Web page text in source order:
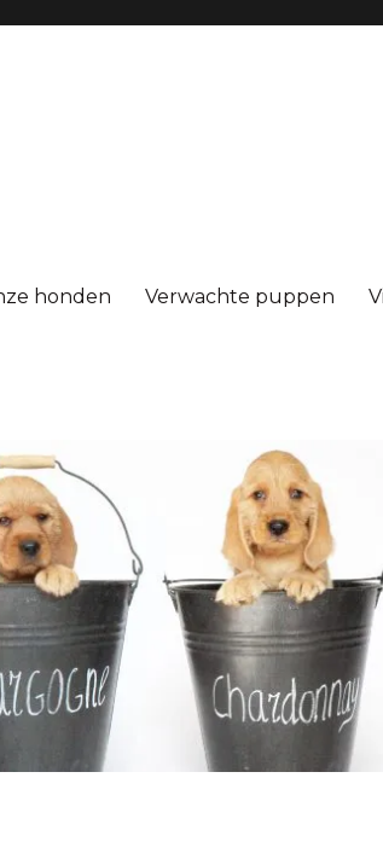
honden Verwachte puppen